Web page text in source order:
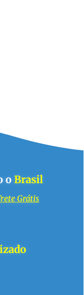
o Brasil
Grátis